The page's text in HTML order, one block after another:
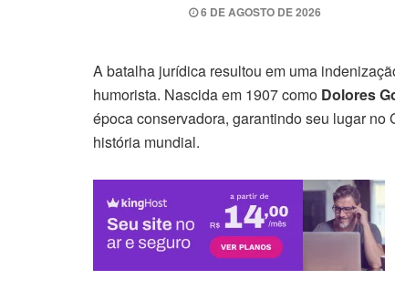
6 DE AGOSTO DE 2026
A batalha jurídica resultou em uma
humorista. Nascida em 1907 como Dolores
época conservadora, garantindo seu lugar
história mundial.